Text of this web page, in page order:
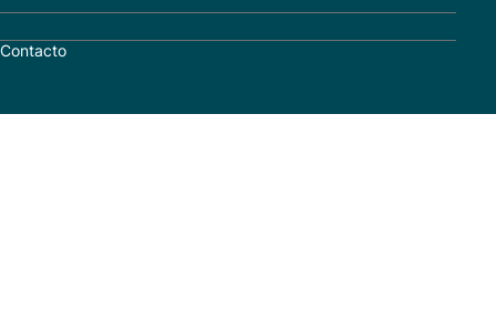
Contacto